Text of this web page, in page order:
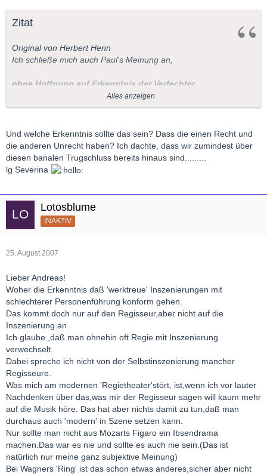
Zitat
Original von Herbert Henn
Ich schließe mich auch Paul's Meinung an,
ohne Hoffnung auf Erkenntnis der Verfechter
des s.g. Regietheaters.
Herbert.
Alles anzeigen
Und welche Erkenntnis sollte das sein? Dass die einen Recht und
die anderen Unrecht haben? Ich dachte, dass wir zumindest über
diesen banalen Trugschluss bereits hinaus sind.........
lg Severina
Lotosblume
INAKTIV
25. August 2007
Lieber Andreas!
Woher die Erkenntnis daß 'werktreue' Inszenierungen mit
schlechterer Personenführung konform gehen.
Das kommt doch nur auf den Regisseur,aber nicht auf die
Inszenierung an.
Ich glaube ,daß man ohnehin oft Regie mit Inszenierung
verwechselt.
Dabei spreche ich nicht von der Selbstinszenierung mancher
Regisseure.
Was mich am modernen 'Regietheater'stört, ist,wenn ich vor lauter
Nachdenken über das,was mir der Regisseur sagen will kaum mehr
auf die Musik höre. Das hat aber nichts damit zu tun,daß man
durchaus auch 'modern' in Szene setzen kann.
Nur sollte man nicht aus Mozarts Figaro ein Ibsendrama
machen.Das war es nie und sollte es auch nie sein.(Das ist
natürlich nur meine ganz subjektive Meinung)
Bei Wagners 'Ring' ist das schon etwas anderes,sicher aber nicht